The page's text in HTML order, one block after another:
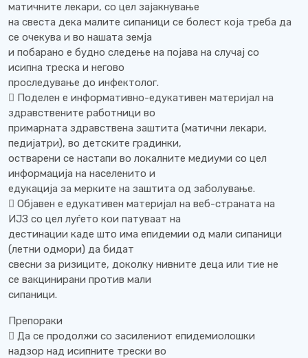
матичните лекари, со цел зајакнување
на свеста дека малите сипаници се болест која треба да
се очекува и во нашата земја
и побарано е будно следење на појава на случај со
исипна треска и негово
проследување до инфектолог.
 Поделен е информативно-едукативен материјал на
здравствените работници во
примарната здравствена заштита (матични лекари,
педијатри), во детските градинки,
остварени се настапи во локалните медиуми со цел
информација на населенито и
едукација за мерките на заштита од заболување.
 Објавен е едукативен материјал на веб-страната на
ИЈЗ со цел луѓето кои патуваат на
дестинации каде што има епидемии од мали сипаници
(летни одмори) да бидат
свесни за ризиците, доколку нивните деца или тие не
се вакцинирани против мали
сипаници.
Препораки
 Да се продолжи со засилениот епидемиолошки
надзор над исипните трески во